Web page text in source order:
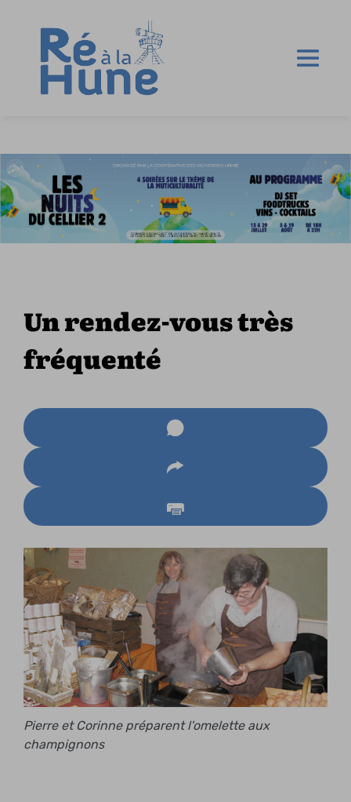
Un rendez-vous très
fréquenté
Pierre et Corinne préparent l'omelette aux
champignons